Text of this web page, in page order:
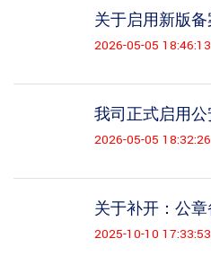
关于启用新版备
2026-05-05 18:46:13
我司正式启用公
2026-05-05 18:32:26
关于补开：公章
2025-10-10 17:33:53